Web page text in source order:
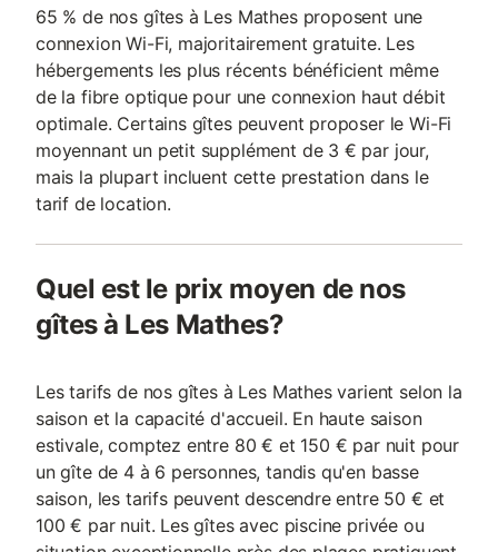
65 % de nos gîtes à Les Mathes proposent une
connexion Wi-Fi, majoritairement gratuite. Les
hébergements les plus récents bénéficient même
de la fibre optique pour une connexion haut débit
optimale. Certains gîtes peuvent proposer le Wi-Fi
moyennant un petit supplément de 3 € par jour,
mais la plupart incluent cette prestation dans le
tarif de location.
Quel est le prix moyen de nos
gîtes à Les Mathes?
Les tarifs de nos gîtes à Les Mathes varient selon la
saison et la capacité d'accueil. En haute saison
estivale, comptez entre 80 € et 150 € par nuit pour
un gîte de 4 à 6 personnes, tandis qu'en basse
saison, les tarifs peuvent descendre entre 50 € et
100 € par nuit. Les gîtes avec piscine privée ou